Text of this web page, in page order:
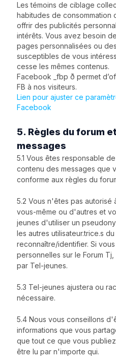
Les témoins de ciblage
habitudes de consommation
offrir des publicités
intérêts. Vous avez besoin
pages personnalisées ou
susceptibles de vous
cesse les mêmes contenus.
Facebook _fbp ð permet
FB à nos visiteurs.
Lien pour ajuster ce
Facebook
5. Règles du forum
messages
5.1 Vous êtes responsable
contenu des messages que
conforme aux règles du
5.2 Vous n'êtes pas
vous-même ou d'autres et
jeunes d'utiliser un
les autres utilisateur.trice.s
reconnaître/identifier. Si
personnelles sur le Forum
par Tel-jeunes.
5.3 Tel-jeunes ajustera ou
nécessaire.
5.4 Nous vous conseillons
informations que vous
que tout ce que vous
être lu par n'importe qui.